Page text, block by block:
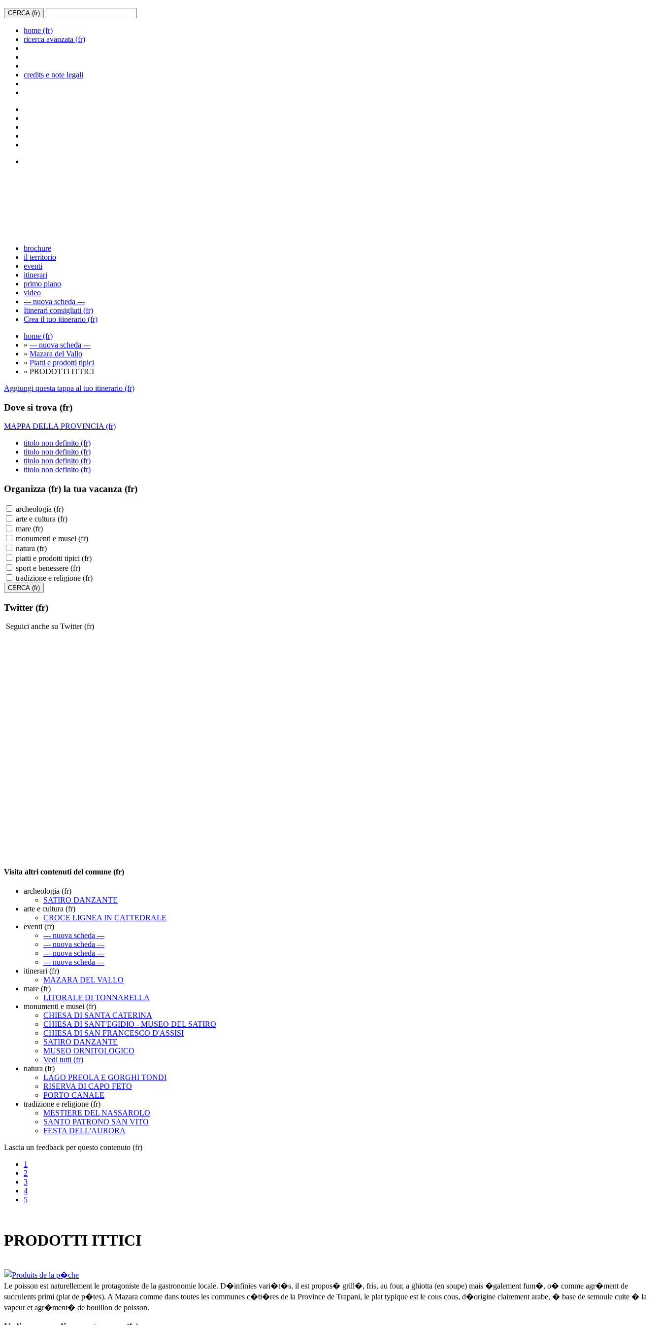
home (fr)
ricerca avanzata (fr)
credits e note legali
brochure
il territorio
eventi
itinerari
primo piano
video
--- nuova scheda ---
Itinerari consigliati (fr)
Crea il tuo itinerario (fr)
home (fr)
» --- nuova scheda ---
» Mazara del Vallo
» Piatti e prodotti tipici
» PRODOTTI ITTICI
Aggiungi questa tappa al tuo itinerario (fr)
Dove si trova (fr)
MAPPA DELLA PROVINCIA (fr)
titolo non definito (fr)
titolo non definito (fr)
titolo non definito (fr)
titolo non definito (fr)
Organizza (fr) la tua vacanza (fr)
archeologia (fr)
arte e cultura (fr)
mare (fr)
monumenti e musei (fr)
natura (fr)
piatti e prodotti tipici (fr)
sport e benessere (fr)
tradizione e religione (fr)
Twitter (fr)
Seguici anche su Twitter (fr)
Visita altri contenuti del comune (fr)
archeologia (fr)
SATIRO DANZANTE
arte e cultura (fr)
CROCE LIGNEA IN CATTEDRALE
eventi (fr)
--- nuova scheda ---
--- nuova scheda ---
--- nuova scheda ---
--- nuova scheda ---
itinerari (fr)
MAZARA DEL VALLO
mare (fr)
LITORALE DI TONNARELLA
monumenti e musei (fr)
CHIESA DI SANTA CATERINA
CHIESA DI SANT'EGIDIO - MUSEO DEL SATIRO
CHIESA DI SAN FRANCESCO D'ASSISI
SATIRO DANZANTE
MUSEO ORNITOLOGICO
Vedi tutti (fr)
natura (fr)
LAGO PREOLA E GORGHI TONDI
RISERVA DI CAPO FETO
PORTO CANALE
tradizione e religione (fr)
MESTIERE DEL NASSAROLO
SANTO PATRONO SAN VITO
FESTA DELL'AURORA
Lascia un feedback per questo contenuto (fr)
1
2
3
4
5
PRODOTTI ITTICI
Le poisson est naturellement le protagoniste de la gastronomie locale. D�infinies vari�t�s, il est propos� grill�, fris, au four, a ghiotta (en soupe) mais �galement fum�, o� comme agr�ment de
succulents primi (plat de p�tes). A Mazara comme dans toutes les communes c�ti�res de la Province de Trapani, le plat typique est le cous cous, d�origine clairement arabe, � base de semoule cuite � la
vapeur et agr�ment� de bouillon de poisson.